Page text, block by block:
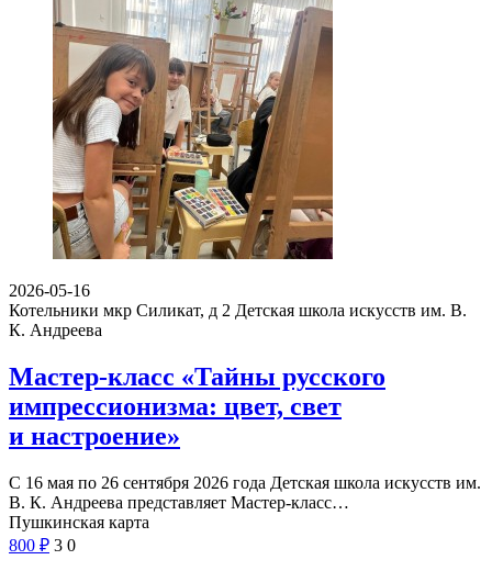
2026-05-16
Котельники мкр Силикат, д 2 Детская школа искусств им. В.
К. Андреева
Мастер-класс «Тайны русского
импрессионизма: цвет, свет
и настроение»
С 16 мая по 26 сентября 2026 года Детская школа искусств им.
В. К. Андреева представляет Мастер-класс…
Пушкинская карта
800 ₽ 3 0